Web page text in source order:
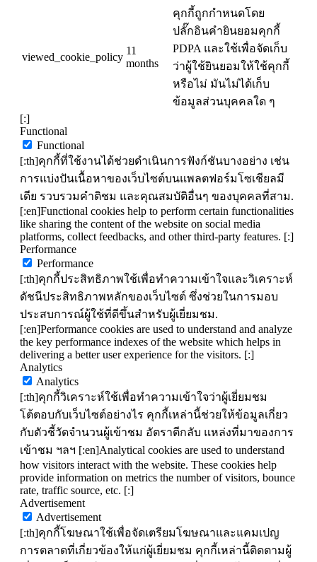
viewed_cookie_policy
11
months
คุกกี้ถูกกำหนดโดย
ปลั๊กอินคำยินยอมคุกกี้
PDPA และใช้เพื่อจัดเก็บ
ว่าผู้ใช้ยินยอมให้ใช้คุกกี้
หรือไม่ มันไม่ได้เก็บ
ข้อมูลส่วนบุคคลใด ๆ
[:]
Functional
Functional
[:th]คุกกี้ที่ใช้งานได้ช่วยดำเนินการฟังก์ชันบางอย่าง เช่น
การแบ่งปันเนื้อหาของเว็บไซต์บนแพลตฟอร์มโซเชียลมี
เดีย รวบรวมคำติชม และคุณสมบัติอื่นๆ ของบุคคลที่สาม.
[:en]Functional cookies help to perform certain functionalities
like sharing the content of the website on social media
platforms, collect feedbacks, and other third-party features. [:]
Performance
Performance
[:th]คุกกี้ประสิทธิภาพใช้เพื่อทำความเข้าใจและวิเคราะห์
ดัชนีประสิทธิภาพหลักของเว็บไซต์ ซึ่งช่วยในการมอบ
ประสบการณ์ผู้ใช้ที่ดีขึ้นสำหรับผู้เยี่ยมชม.
[:en]Performance cookies are used to understand and analyze
the key performance indexes of the website which helps in
delivering a better user experience for the visitors. [:]
Analytics
Analytics
[:th]คุกกี้วิเคราะห์ใช้เพื่อทำความเข้าใจว่าผู้เยี่ยมชม
โต้ตอบกับเว็บไซต์อย่างไร คุกกี้เหล่านี้ช่วยให้ข้อมูลเกี่ยว
กับตัวชี้วัดจำนวนผู้เข้าชม อัตราตีกลับ แหล่งที่มาของการ
เข้าชม ฯลฯ [:en]Analytical cookies are used to understand
how visitors interact with the website. These cookies help
provide information on metrics the number of visitors, bounce
rate, traffic source, etc. [:]
Advertisement
Advertisement
[:th]คุกกี้โฆษณาใช้เพื่อจัดเตรียมโฆษณาและแคมเปญ
การตลาดที่เกี่ยวข้องให้แก่ผู้เยี่ยมชม คุกกี้เหล่านี้ติดตามผู้